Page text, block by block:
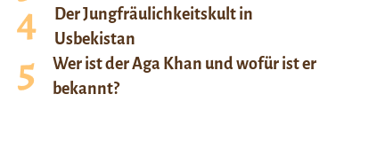
Der Jungfräulichkeitskult in
Usbekistan
Wer ist der Aga Khan und wofür ist er
bekannt?